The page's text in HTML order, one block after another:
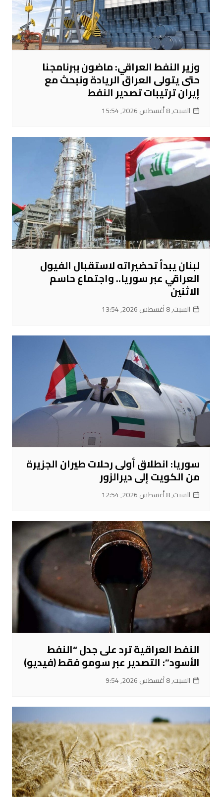
وزير النفط العراقي: ماضون ببرنامجنا
حتى يتولى العراق الريادة ونبحث مع
إيران ترتيبات تصدير النفط
السبت, 8 أغسطس 2026, 15:54
لبنان يبدأ تحضيراته لاستقبال الفيول
العراقي عبر سوريا.. واجتماع حاسم
الاثنين
السبت, 8 أغسطس 2026, 13:54
سوريا: انطلاق أولى رحلات طيران الجزيرة
من الكويت إلى ديرالزور
السبت, 8 أغسطس 2026, 12:54
النفط العراقية ترد على جدل “النفط
الأسود”: التصدير عبر سومو فقط (فيديو)
السبت, 8 أغسطس 2026, 9:54